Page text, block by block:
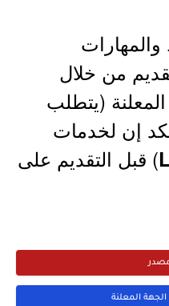
من خلال
(يتطلب
إن لخدمات
) قبل التقديم على
المعلنة